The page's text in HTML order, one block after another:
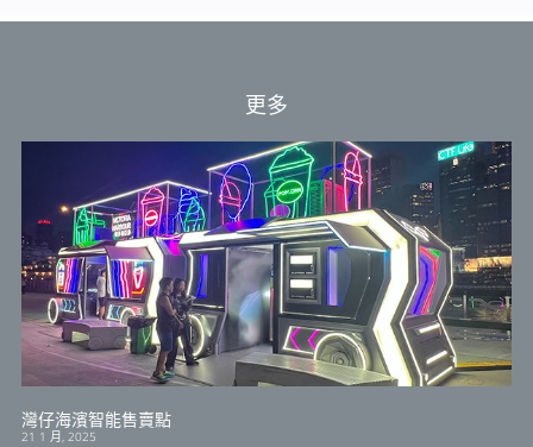
更多
灣仔海濱智能售賣點
21 1 月, 2025